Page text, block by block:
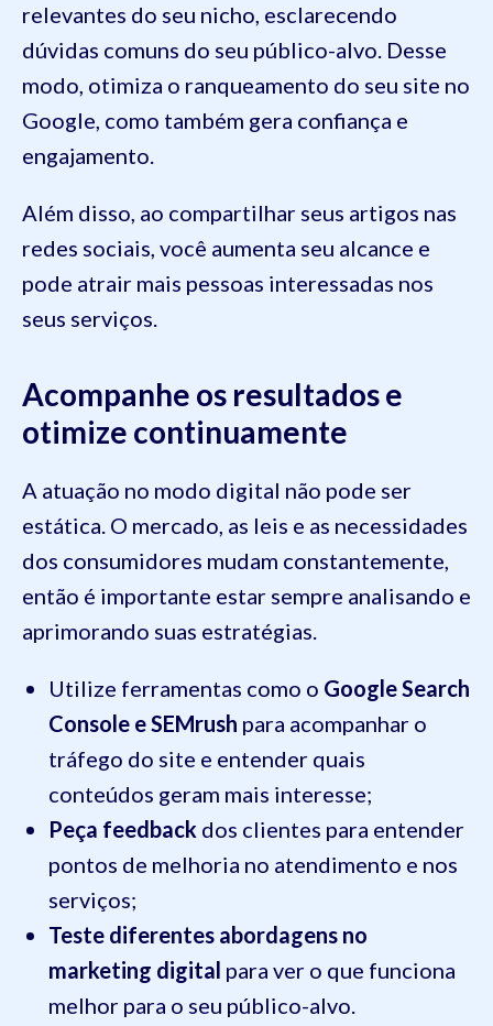
relevantes do seu nicho, esclarecendo
dúvidas comuns do seu público-alvo. Desse
modo, otimiza o ranqueamento do seu site no
Google, como também gera confiança e
engajamento.
Além disso, ao compartilhar seus artigos nas
redes sociais, você aumenta seu alcance e
pode atrair mais pessoas interessadas nos
seus serviços.
Acompanhe os resultados e
otimize continuamente
A atuação no modo digital não pode ser
estática. O mercado, as leis e as necessidades
dos consumidores mudam constantemente,
então é importante estar sempre analisando e
aprimorando suas estratégias.
Utilize ferramentas como o Google Search
Console e SEMrush para acompanhar o
tráfego do site e entender quais
conteúdos geram mais interesse;
Peça feedback dos clientes para entender
pontos de melhoria no atendimento e nos
serviços;
Teste diferentes abordagens no
marketing digital para ver o que funciona
melhor para o seu público-alvo.